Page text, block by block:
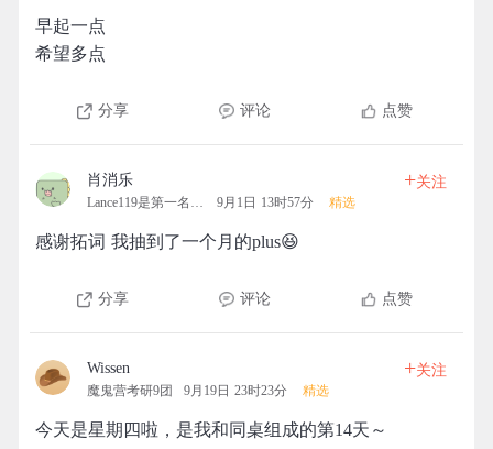
早起一点
希望多点
分享 评论 点赞
肖消乐
Lance119是第一名的拓团 9月1日 13时57分 精选
+关注
感谢拓词 我抽到了一个月的plus😆
分享 评论 点赞
Wissen
魔鬼营考研9团 9月19日 23时23分 精选
+关注
今天是星期四啦，是我和同桌组成的第14天～